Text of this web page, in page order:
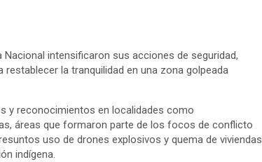
intensificaron sus acciones de seguridad,
la tranquilidad en una zona golpeada
y reconocimientos en localidades como
áreas que formaron parte de los focos de conflicto
uso de drones explosivos y quema de viviendas
indígena.